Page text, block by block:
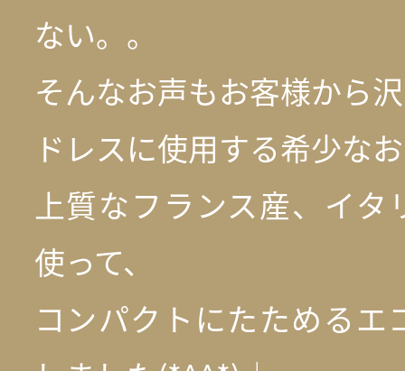
ない。。
そんなお声もお客様から
ドレスに使用する希少な
上質なフランス産、イタ
使って、
コンパクトにたためるエ